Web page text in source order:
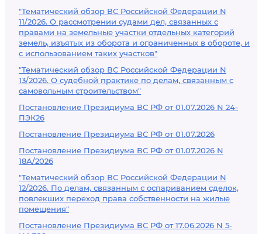
"Тематический обзор ВС Российской Федерации N
11/2026. О рассмотрении судами дел, связанных с
правами на земельные участки отдельных категорий
земель, изъятых из оборота и ограниченных в обороте, и
с использованием таких участков"
"Тематический обзор ВС Российской Федерации N
13/2026. О судебной практике по делам, связанным с
самовольным строительством"
Постановление Президиума ВС РФ от 01.07.2026 N 24-
ПЭК26
Постановление Президиума ВС РФ от 01.07.2026
Постановление Президиума ВС РФ от 01.07.2026 N
18А/2026
"Тематический обзор ВС Российской Федерации N
12/2026. По делам, связанным с оспариванием сделок,
повлекших переход права собственности на жилые
помещения"
Постановление Президиума ВС РФ от 17.06.2026 N 5-